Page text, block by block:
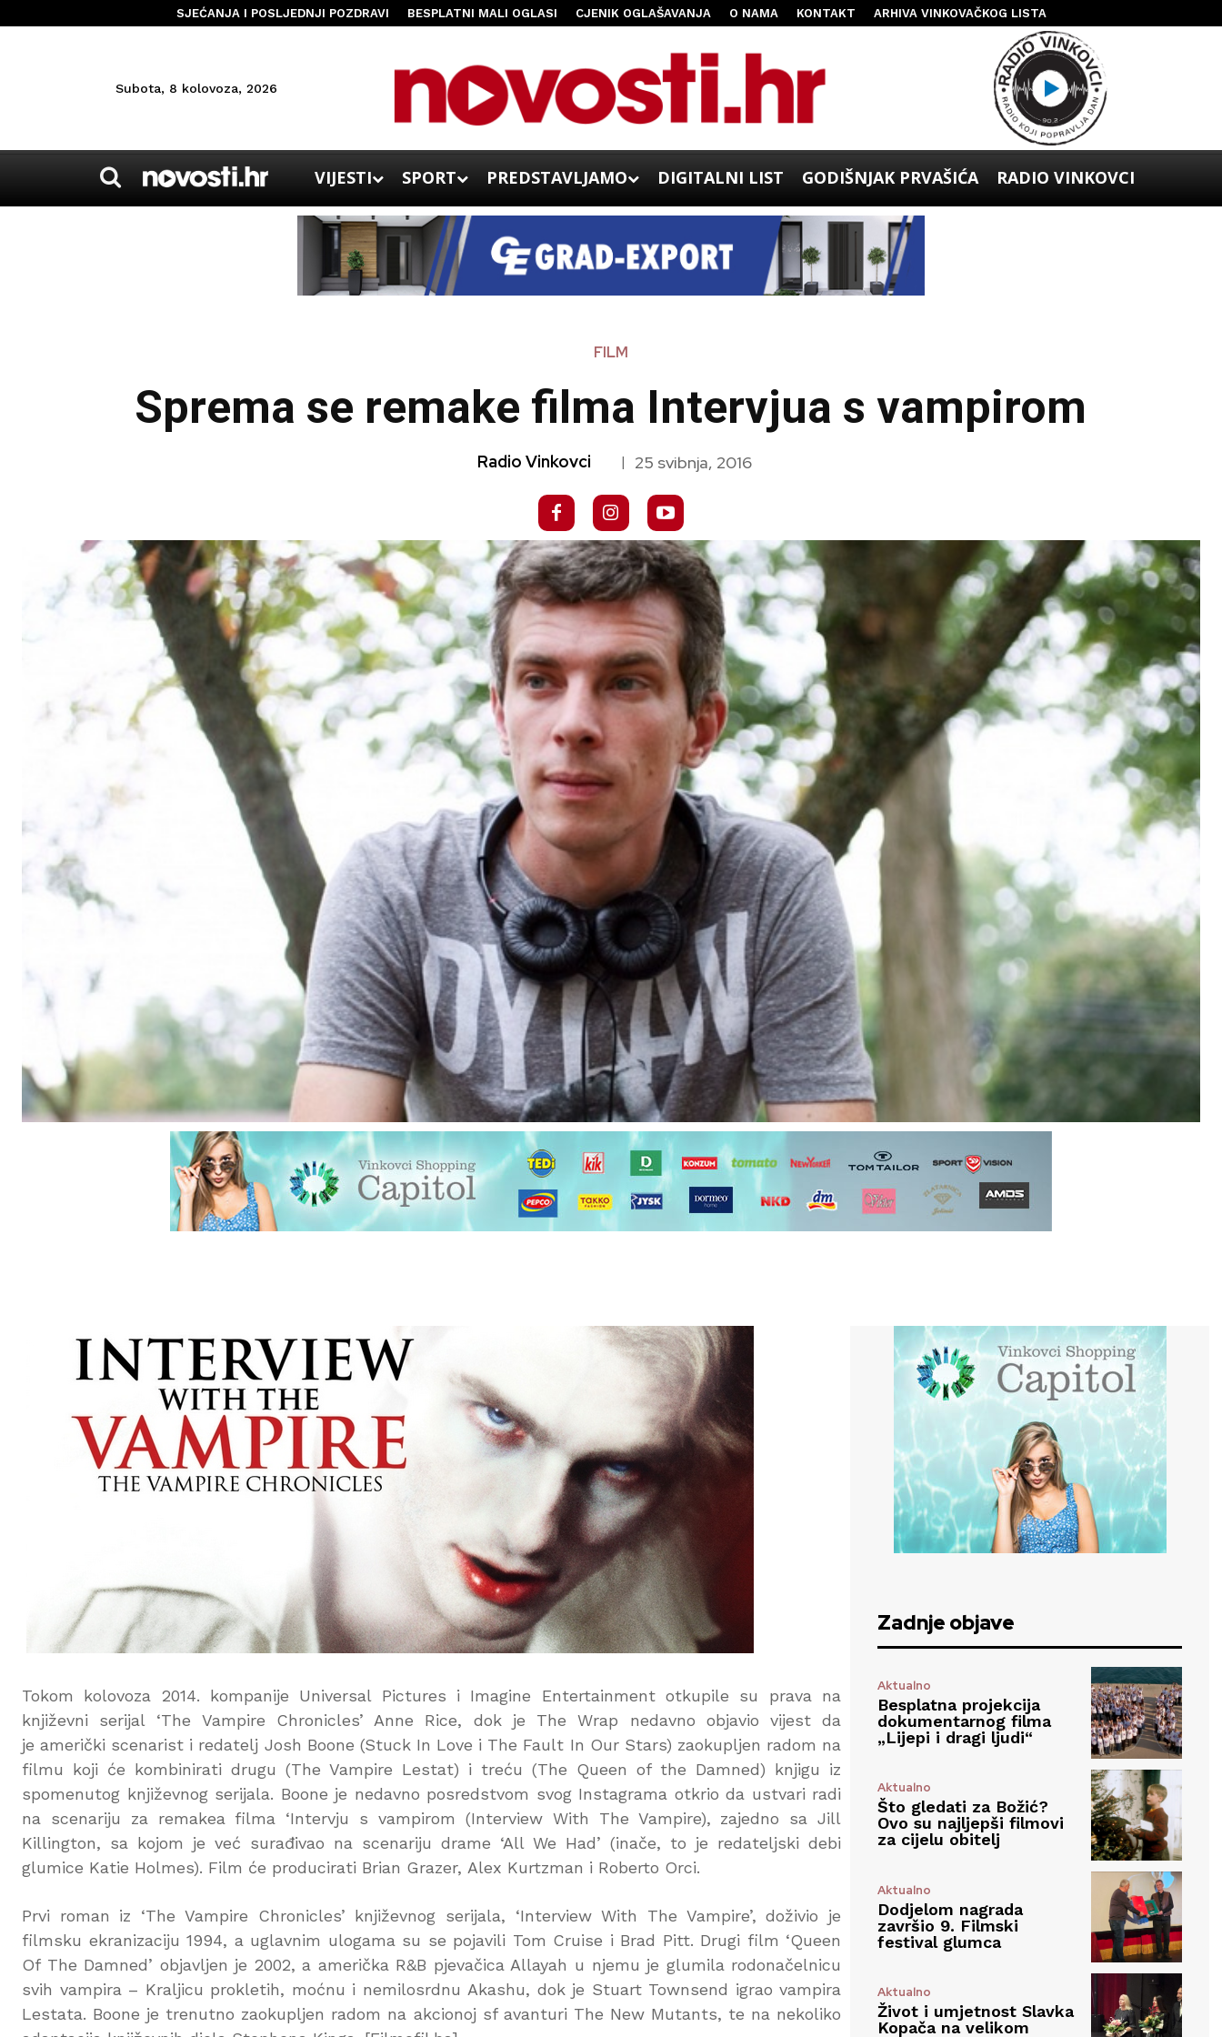
SJEĆANJA I POSLJEDNJI POZDRAVI BESPLATNI MALI OGLASI CJENIK OGLAŠAVANJA O NAMA KONTAKT ARHIVA VINKOVAČKOG LISTA
Subota, 8 kolovoza, 2026
VIJESTI SPORT PREDSTAVLJAMO DIGITALNI LIST GODIŠNJAK PRVAŠIĆA RADIO VINKOVCI
FILM
Sprema se remake filma Intervjua s vampirom
Radio Vinkovci | 25 svibnja, 2016
Tokom kolovoza 2014. kompanije Universal Pictures i Imagine Entertainment otkupile su prava na
književni serijal ‘The Vampire Chronicles’ Anne Rice, dok je The Wrap nedavno objavio vijest da
je američki scenarist i redatelj Josh Boone (Stuck In Love i The Fault In Our Stars) zaokupljen radom na
filmu koji će kombinirati drugu (The Vampire Lestat) i treću (The Queen of the Damned) knjigu iz
spomenutog književnog serijala. Boone je nedavno posredstvom svog Instagrama otkrio da ustvari radi
na scenariju za remakea filma ‘Intervju s vampirom (Interview With The Vampire), zajedno sa Jill
Killington, sa kojom je već surađivao na scenariju drame ‘All We Had’ (inače, to je redateljski debi
glumice Katie Holmes). Film će producirati Brian Grazer, Alex Kurtzman i Roberto Orci.
Prvi roman iz ‘The Vampire Chronicles’ književnog serijala, ‘Interview With The Vampire’, doživio je
filmsku ekranizaciju 1994, a uglavnim ulogama su se pojavili Tom Cruise i Brad Pitt. Drugi film ‘Queen
Of The Damned’ objavljen je 2002, a američka R&B pjevačica Allayah u njemu je glumila rodonačelnicu
svih vampira – Kraljicu prokletih, moćnu i nemilosrdnu Akashu, dok je Stuart Townsend igrao vampira
Lestata. Boone je trenutno zaokupljen radom na akcionoj sf avanturi The New Mutants, te na nekoliko
Zadnje objave
Aktualno
Besplatna projekcija
dokumentarnog filma
„Lijepi i dragi ljudi“
Aktualno
Što gledati za Božić?
Ovo su najljepši filmovi
za cijelu obitelj
Aktualno
Dodjelom nagrada
završio 9. Filmski
festival glumca
Aktualno
Život i umjetnost Slavka
Kopača na velikom